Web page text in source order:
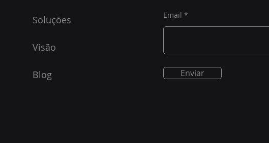
Soluções
Visão
Blog
Email
Enviar